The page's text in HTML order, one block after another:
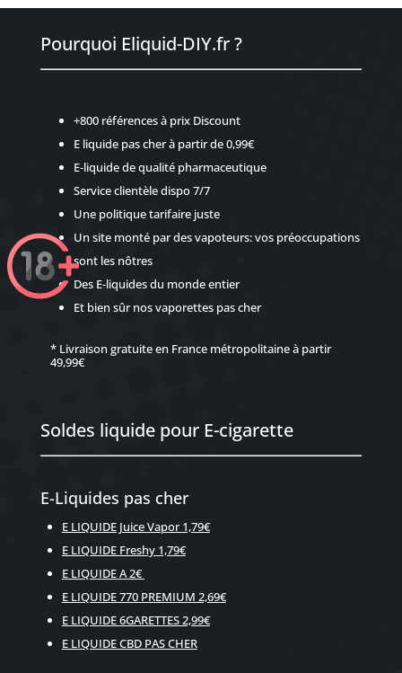
Pourquoi Eliquid-DIY.fr ?
+800 références à prix Discount
E liquide pas cher à partir de 0,99€
E-liquide de qualité pharmaceutique
Service clientèle dispo 7/7
Une politique tarifaire juste
Un site monté par des vapoteurs: vos préoccupations
sont les nôtres
Des E-liquides du monde entier
Et bien sûr nosvaporettes pas cher
* Livraison gratuite en France métropolitaine à partir
49,99€
Soldes liquide pour E-cigarette
E-Liquides pas cher
E LIQUIDE Juice Vapor 1,79€
E LIQUIDE Freshy 1,79€
E LIQUIDE A 2€
E LIQUIDE 770 PREMIUM 2,69€
E LIQUIDE 6GARETTES 2,99€
E LIQUIDE CBD PAS CHER